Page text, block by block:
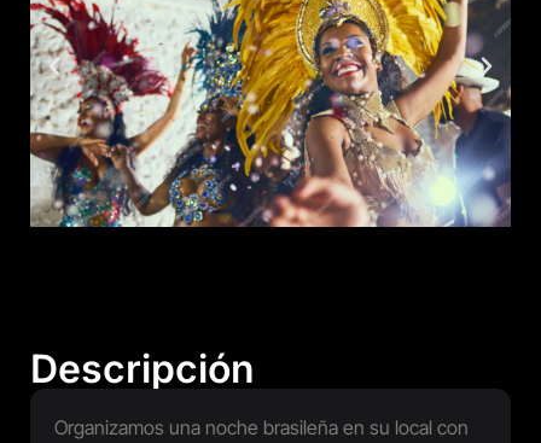
Descripción
Organizamos una noche brasileña en su local con